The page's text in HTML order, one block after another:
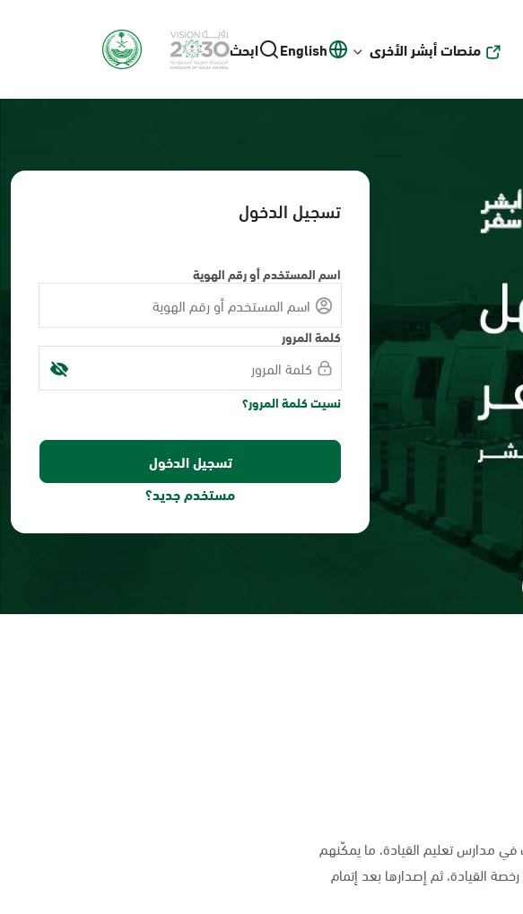
منصات أبشر الأخرى English ابحث
تسجيل الدخول
اسم المستخدم أو رقم الهوية
كلمة المرور
نسيت كلمة المرور؟
مستخدم جديد؟
مدارس تعليم القيادة، ما يمكّنهم
القيادة، ثم إصدارها بعد إتمام